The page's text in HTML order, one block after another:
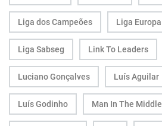
Liga dos Campeões Liga Europa
Liga Sabseg Link To Leaders
Luciano Gonçalves Luís Aguilar
Luís Godinho Man In The Middle